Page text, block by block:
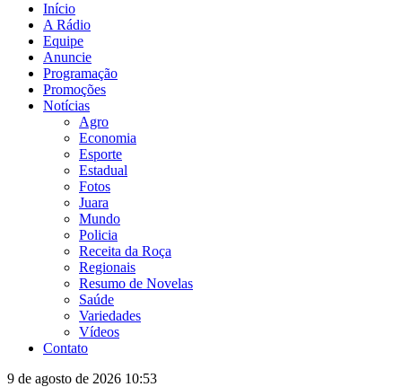
Início
A Rádio
Equipe
Anuncie
Programação
Promoções
Notícias
Agro
Economia
Esporte
Estadual
Fotos
Juara
Mundo
Policia
Receita da Roça
Regionais
Resumo de Novelas
Saúde
Variedades
Vídeos
Contato
9 de agosto de 2026 10:53